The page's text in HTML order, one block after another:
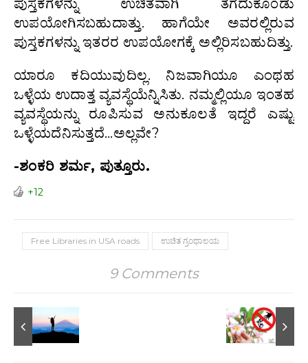
ಪುಸ್ತಕಗಳನ್ನು ಉಚಿತವಾಗಿ ತೆಗೆದುಕೊಂಡು
ಉಪಯೋಗಿಸಬಹುದಾತ್ತು. ಹಾಗೆಯೇ ಅವರಲ್ಲಿರುವ
ಪುಸ್ತಕಗಳನ್ನು ಇತರರ ಉಪಯೋಗಕ್ಕೆ ಅಲ್ಲಿರಿಸಬಹುದಿತ್ತು.
ಯಾರೂ ಕದಿಯುವುದಿಲ್ಲ. ನಿಜವಾಗಿಯೂ ಎಂಥಹ
ಒಳ್ಳೆಯ ಉದಾತ್ತ ವ್ಯವಸ್ಥೆಯೆನ್ನಿಸಿತು. ನಮ್ಮಲ್ಲಿಯೂ ಇಂತಹ
ವ್ಯವಸ್ಥೆಯನ್ನು ರೂಪಿಸುವ ಅನುಕೂಲತೆ ಇದ್ದರೆ ಎಷ್ಟು
ಒಳ್ಳೆಯದೆನಿಸುತ್ತದೆ…ಅಲ್ಲವೇ?
-ಶಂಕರಿ ಶರ್ಮ, ಪುತ್ತೂರು.
+12
Free Libraries in USA roads ಉಚಿತ ಗ್ರಂಥಾಲಯ
9 Comments